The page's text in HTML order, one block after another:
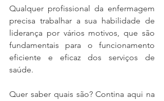
Qualquer profissional da enfermagem
precisa trabalhar a sua habilidade de
liderança por vários motivos, que são
fundamentais para o funcionamento
eficiente e eficaz dos serviços de
saúde.
Quer saber quais são? Contina aqui na